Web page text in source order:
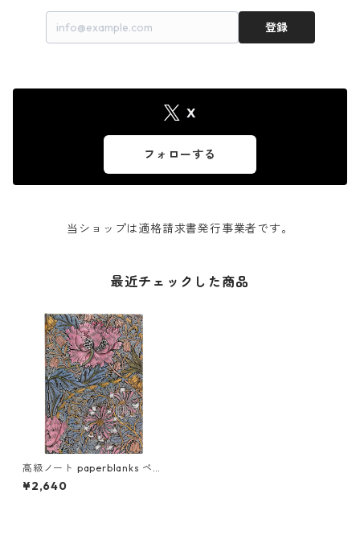
登録
X
フォローする
当ショップは適格請求書発行事業者です。
最近チェックした商品
高級ノート paperblanks ペー
パーブランクス MIDI ハードカ
バー 罫線 モリスのピンク・ハ
¥2,640